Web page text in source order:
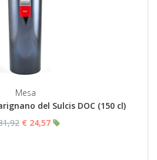
Mesa
del Sulcis DOC (150 cl)
€ 24,57